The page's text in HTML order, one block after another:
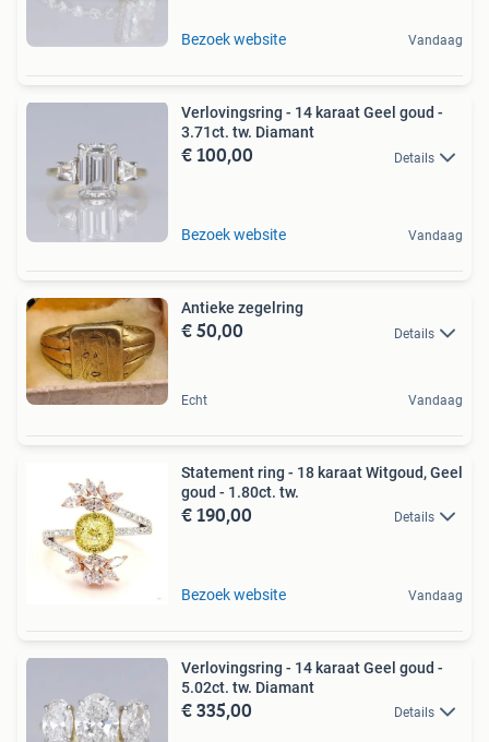
Bezoek website Vandaag
Verlovingsring - 14 karaat Geel goud -
3.71ct. tw. Diamant
€ 100,00 Details
Bezoek website Vandaag
Antieke zegelring
€ 50,00 Details
Echt Vandaag
Statement ring - 18 karaat Witgoud, Geel
goud - 1.80ct. tw.
€ 190,00 Details
Bezoek website Vandaag
Verlovingsring - 14 karaat Geel goud -
5.02ct. tw. Diamant
€ 335,00 Details